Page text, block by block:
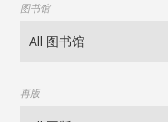
图书馆
再版